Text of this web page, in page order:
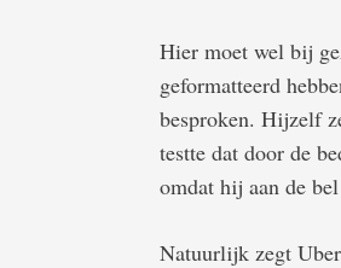
Hier moet wel bij
geformatteerd
besproken. Hijzelf
testte dat door de
omdat hij aan de
Natuurlijk zegt